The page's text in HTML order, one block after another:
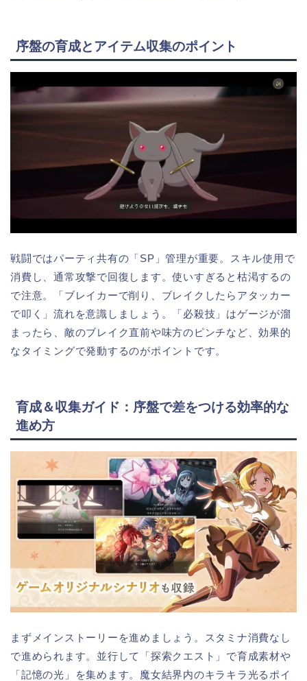
序盤の育成とアイテム収集のポイント
戦闘ではパーティ共有の「SP」管理が重要。スキル使用で
消費し、通常攻撃で回復します。使いすぎると枯渇するの
で注意。「ブレイカーで削り、ブレイクしたらアタッカー
で叩く」流れを意識しましょう。「必殺技」はゲージが溜
まったら、敵のブレイク直前や味方のピンチなど、効果的
なタイミングで発動するのがポイントです。
育成＆収集ガイド：序盤で差をつける効率的な
進め方
まずメインストーリーを進めましょう。スタミナ消費なし
で進められます。並行して「探索クエスト」で育成素材や
「記憶の光」を集めます。魔女結界内のキラキラ光るポイ